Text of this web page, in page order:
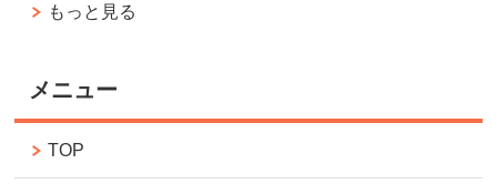
もっと見る
メニュー
TOP